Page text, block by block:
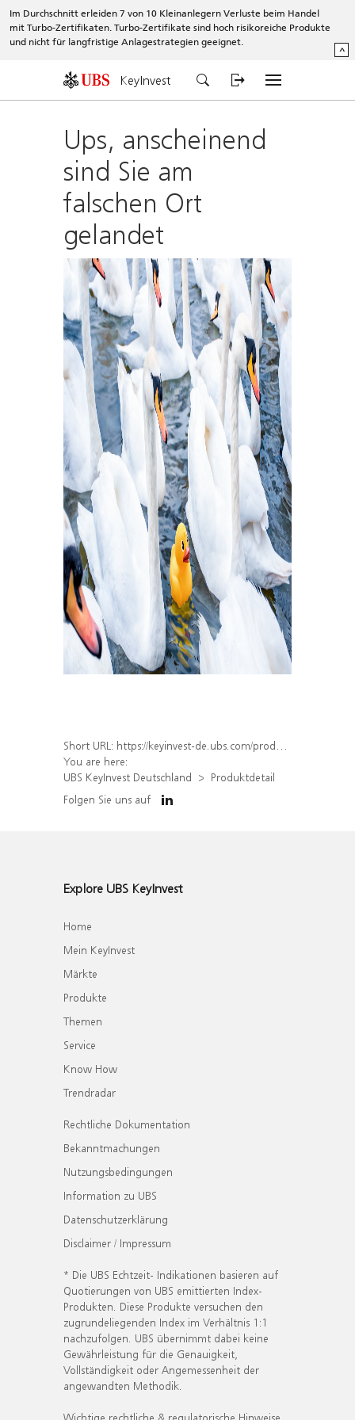
Im Durchschnitt erleiden 7 von 10 Kleinanlegern Verluste beim Handel
mit Turbo-Zertifikaten. Turbo-Zertifikate sind hoch risikoreiche Produkte
und nicht für langfristige Anlagestrategien geeignet.
^
KeyInvest
Ups, anscheinend
sind Sie am
falschen Ort
gelandet
Short URL: https://keyinvest-de.ubs.com/produkt/detail/index/isin/DE000WA58EP7
You are here:
UBS KeyInvest Deutschland
Produktdetail
Folgen Sie uns auf
Explore UBS KeyInvest
Home
Mein KeyInvest
Märkte
Produkte
Themen
Service
Know How
Trendradar
Rechtliche Dokumentation
Bekanntmachungen
Nutzungsbedingungen
Information zu UBS
Datenschutzerklärung
Disclaimer / Impressum
* Die UBS Echtzeit- Indikationen basieren auf
Quotierungen von UBS emittierten Index-
Produkten. Diese Produkte versuchen den
zugrundeliegenden Index im Verhältnis 1:1
nachzufolgen. UBS übernimmt dabei keine
Gewährleistung für die Genauigkeit,
Vollständigkeit oder Angemessenheit der
angewandten Methodik.